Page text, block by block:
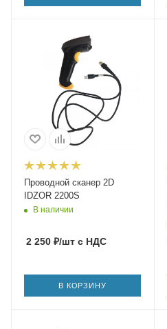
Проводной сканер 2D
IDZOR 2200S
В наличии
2 250 ₽/шт с НДС
В КОРЗИНУ